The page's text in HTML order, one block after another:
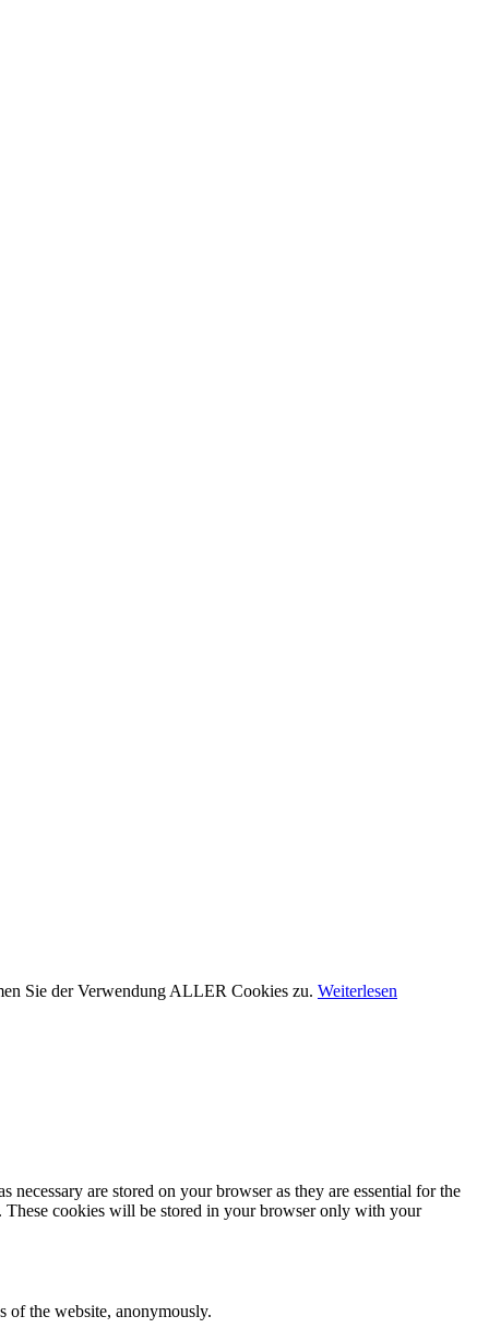
Sie der Verwendung ALLER Cookies zu. Weiterlesen
are stored on your browser as they are essential for the
These cookies will be stored in your browser only with your
of the website, anonymously.